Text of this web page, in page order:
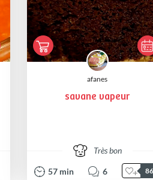
afanes
savane vapeur
Très bon
57 min 6 86